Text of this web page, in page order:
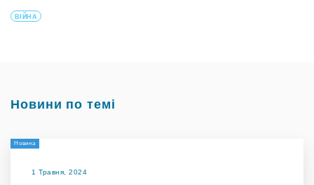
ВІЙНА
Новини по темі
Новина
1 Травня, 2024